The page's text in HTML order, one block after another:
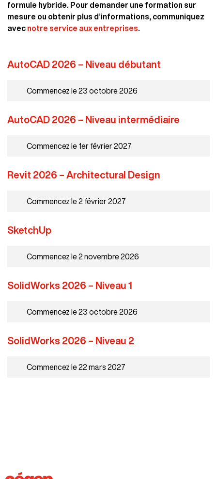
formule hybride. Pour demander une formation sur
mesure ou obtenir plus d’informations, communiquez
avec notre service aux entreprises.
AutoCAD 2026 – Niveau débutant
Commencez le 23 octobre 2026
AutoCAD 2026 – Niveau intermédiaire
Commencez le 1er février 2027
Revit 2026 – Architectural Design
Commencez le 2 février 2027
SketchUp
Commencez le 2 novembre 2026
SolidWorks 2026 – Niveau 1
Commencez le 23 octobre 2026
SolidWorks 2026 – Niveau 2
Commencez le 22 mars 2027